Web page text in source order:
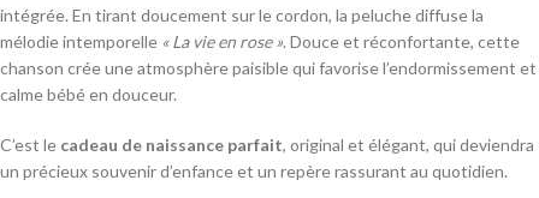
intégrée. En tirant doucement sur le cordon, la peluche diffuse la
mélodie intemporelle « La vie en rose ». Douce et réconfortante, cette
chanson crée une atmosphère paisible qui favorise l’endormissement et
calme bébé en douceur.
C’est le cadeau de naissance parfait, original et élégant, qui deviendra
un précieux souvenir d’enfance et un repère rassurant au quotidien.